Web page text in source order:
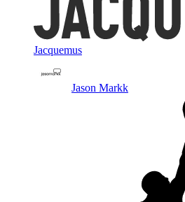
Jacquemus
Jason Markk